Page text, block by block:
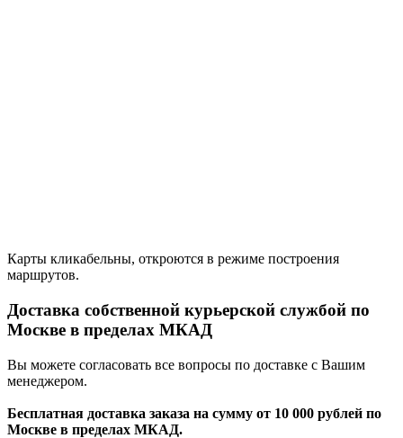
Карты кликабельны, откроются в режиме построения
маршрутов.
Доставка собственной курьерской службой по
Москве в пределах МКАД
Вы можете согласовать все вопросы по доставке с Вашим
менеджером.
Бесплатная доставка заказа на сумму от 10 000 рублей по
Москве в пределах МКАД.